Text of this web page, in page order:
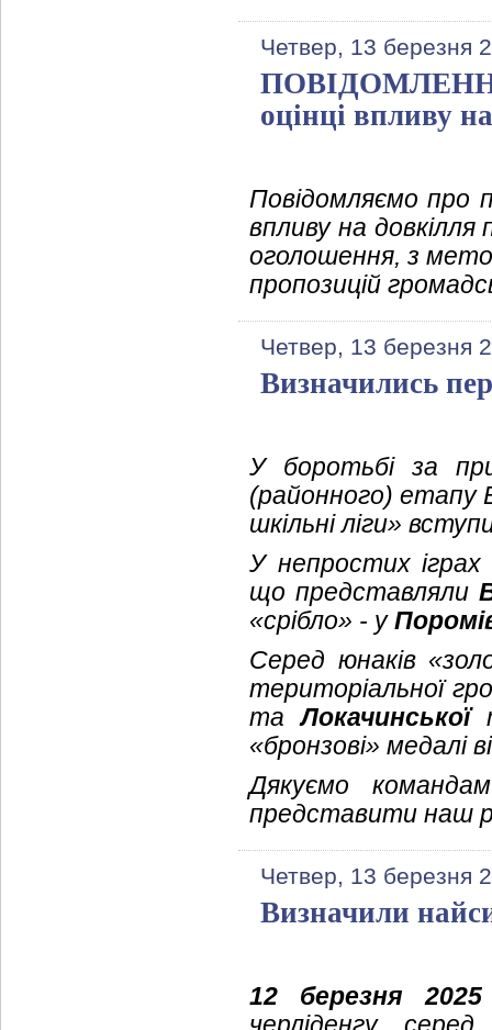
Четвер, 13 березня
ПОВІДОМЛЕННЯ
оцінці впливу
Повідомляємо про
впливу на довкілля
оголошення, з
пропозицій
Четвер, 13 березня
Визначились
У боротьбі за
(районного) етапу
шкільні ліги»
У непростих іграх
що представляли
«срібло» - у
Серед юнаків
територіальної
таЛокачинської
«бронзові» медалі
Дякуємо
представити наш
Четвер, 13 березня
Визначили
12 березня